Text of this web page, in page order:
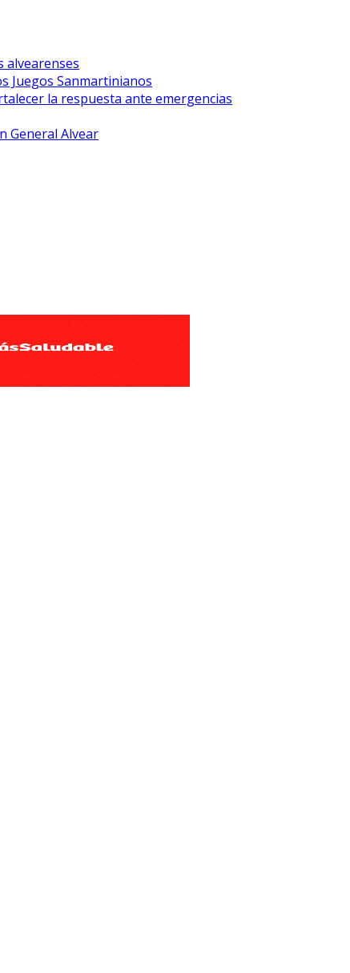
alvearenses
Juegos Sanmartinianos
la respuesta ante emergencias
General Alvear